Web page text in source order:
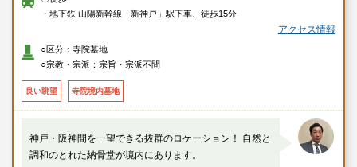
・地下鉄 山陽新幹線「新神戸」駅下車、徒歩15分
アクセス情報
○区分：寺院墓地
○宗教・宗派：宗旨・宗派不問
良い眺望 寺院境内墓地
神戸・阪神間を一望できる抜群のロケーション！ 自然と
調和のとれた納骨堂が境内にあります。